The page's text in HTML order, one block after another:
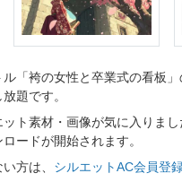
「袴の女性と卒業式の看板
題です。
ト素材・画像が気に入りま
ードが開始されます。
方は、 シルエットAC会員登